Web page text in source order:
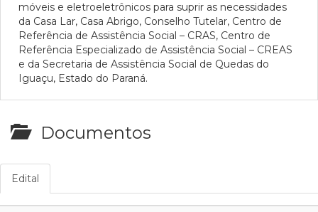
móveis e eletroeletrônicos para suprir as necessidades
da Casa Lar, Casa Abrigo, Conselho Tutelar, Centro de
Referência de Assistência Social – CRAS, Centro de
Referência Especializado de Assistência Social – CREAS
e da Secretaria de Assistência Social de Quedas do
Iguaçu, Estado do Paraná.
Documentos
Edital